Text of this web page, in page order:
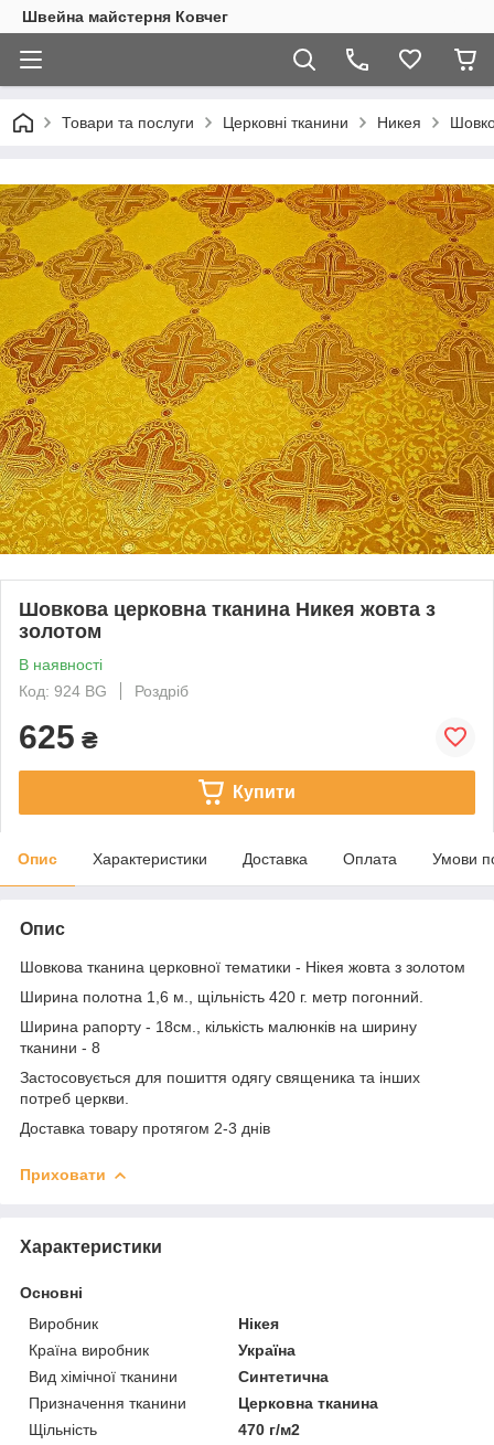
Швейна майстерня Ковчег
Товари та послуги Церковні тканини Никея
Шовкова церковна тканина Никея жовта з
золотом
В наявності
Код: 924 BG
Роздріб
625 ₴
Купити
Опис Характеристики Доставка Оплата Умови
Опис
Шовкова тканина церковної тематики - Нікея жовта з золотом
Ширина полотна 1,6 м., щільність 420 г. метр погонний.
Ширина рапорту - 18см., кількість малюнків на ширину
тканини - 8
Застосовується для пошиття одягу священика та інших
потреб церкви.
Доставка товару протягом 2-3 днів
Приховати
Характеристики
Основні
Виробник
Нікея
Країна виробник
Україна
Вид хімічної тканини
Синтетична
Призначення тканини
Церковна тканина
Щільність
470 г/м2